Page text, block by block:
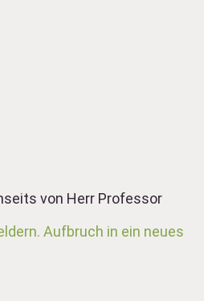
von Herr Professor
Aufbruch in ein neues